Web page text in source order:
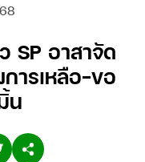
SP อาสาจัด
การเหลือ-ขอ
น